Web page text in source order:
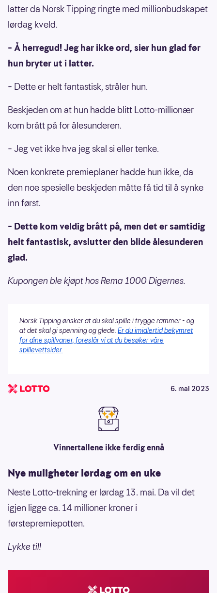
latter da Norsk Tipping ringte med millionbudskapet
lørdag kveld.
– Å herregud! Jeg har ikke ord, sier hun glad før
hun bryter ut i latter.
– Dette er helt fantastisk, stråler hun.
Beskjeden om at hun hadde blitt Lotto-millionær
kom brått på for ålesunderen.
– Jeg vet ikke hva jeg skal si eller tenke.
Noen konkrete premieplaner hadde hun ikke, da
den noe spesielle beskjeden måtte få tid til å synke
inn først.
– Dette kom veldig brått på, men det er samtidig
helt fantastisk, avslutter den blide ålesunderen
glad.
Kupongen ble kjøpt hos Rema 1000 Digernes.
Norsk Tipping ønsker at du skal spille i trygge rammer - og
at det skal gi spenning og glede. Er du imidlertid bekymret
for dine spillvaner, foreslår vi at du besøker våre
spillevettsider.
6. mai 2023
Vinnertallene ikke ferdig ennå
Nye muligheter lørdag om en uke
Neste Lotto-trekning er lørdag 13. mai. Da vil det
igjen ligge ca. 14 millioner kroner i
førstepremiepotten.
Lykke til!